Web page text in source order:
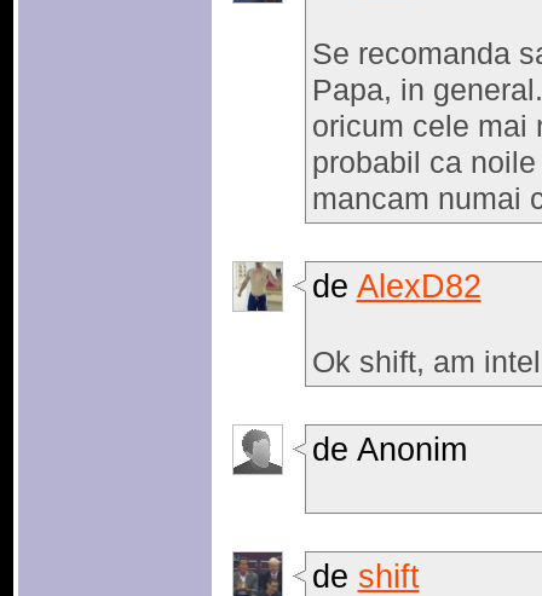
Se recomanda
Papa, in
oricum cele mai
probabil ca
mancam numai
de AlexD82
Ok shift, am
de Anonim
de shift